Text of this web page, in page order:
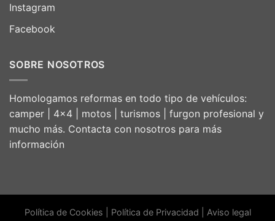
Instagram
Facebook
SOBRE NOSOTROS
Homologamos reformas en todo tipo de vehículos:
camper | 4×4 | motos | turismos | furgon profesional y
mucho más. Contacta con nosotros para más
información
Política de Cookies Política de Privacidad Aviso legal